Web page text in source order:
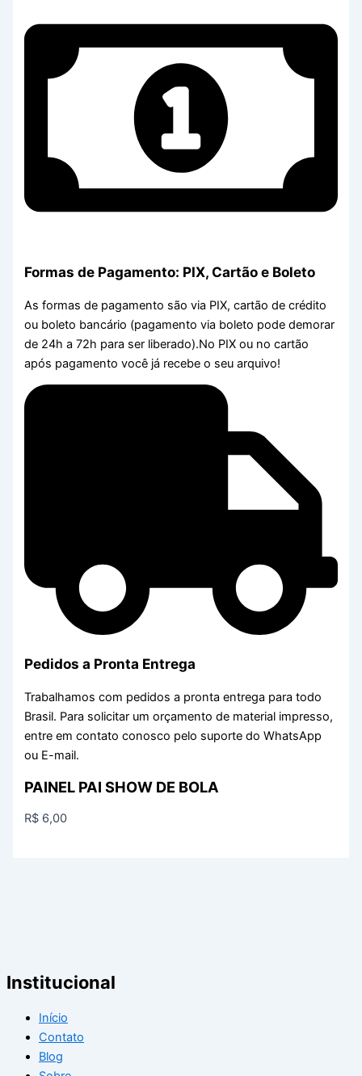
Formas de Pagamento: PIX, Cartão e Boleto
As formas de pagamento são via PIX, cartão de crédito
ou boleto bancário (pagamento via boleto pode demorar
de 24h a 72h para ser liberado).No PIX ou no cartão
após pagamento você já recebe o seu arquivo!
Pedidos a Pronta Entrega
Trabalhamos com pedidos a pronta entrega para todo
Brasil. Para solicitar um orçamento de material impresso,
entre em contato conosco pelo suporte do WhatsApp
ou E-mail.
PAINEL PAI SHOW DE BOLA
R$ 6,00
Institucional
Início
Contato
Blog